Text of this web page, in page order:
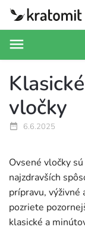
vločky
6.6.2025
Ovsené vločky
najzdravších
prípravu, výživné
pozriete
klasické a